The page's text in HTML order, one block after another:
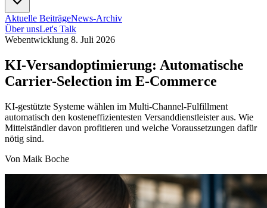
Aktuelle BeiträgeNews-Archiv
Über unsLet's Talk
Webentwicklung 8. Juli 2026
KI-Versandoptimierung: Automatische
Carrier-Selection im E-Commerce
KI-gestützte Systeme wählen im Multi-Channel-Fulfillment
automatisch den kosteneffizientesten Versanddienstleister aus. Wie
Mittelständler davon profitieren und welche Voraussetzungen dafür
nötig sind.
Von Maik Boche